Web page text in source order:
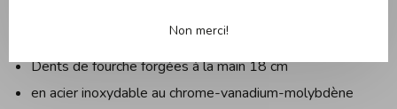
Informations techniques :
Dents de fourche forgées à la main 18 cm
en acier inoxydable au chrome-vanadium-molybdène
Non merci!